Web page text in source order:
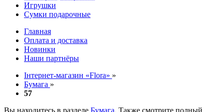
Игрушки
Сумки подарочные
Главная
Оплата и доставка
Новинки
Наши партнёры
Інтернет-магазин «Flora» »
Бумага »
57
Вы находитесь в разделе Бумага. Также смотрите полный